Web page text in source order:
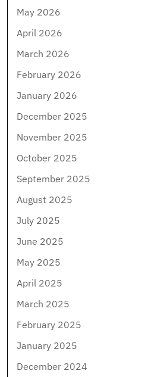
May 2026
April 2026
March 2026
February 2026
January 2026
December 2025
November 2025
October 2025
September 2025
August 2025
July 2025
June 2025
May 2025
April 2025
March 2025
February 2025
January 2025
December 2024